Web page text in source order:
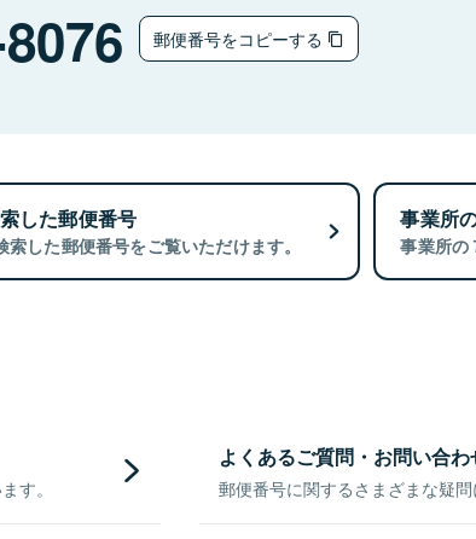
郵便番号をコピーする
した郵便番号
索した郵便番号をご覧いただけます。
事業所
事業所の
す。
よくあるご質問・お問い合わ
郵便番号に関するさまざまな疑問